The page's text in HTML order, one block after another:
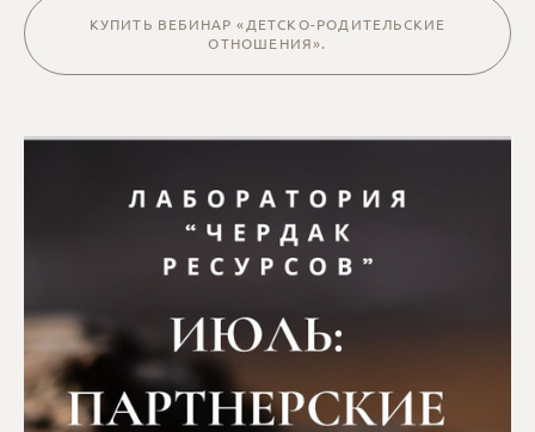
КУПИТЬ ВЕБИНАР «ДЕТСКО-РОДИТЕЛЬСКИЕ
ОТНОШЕНИЯ».